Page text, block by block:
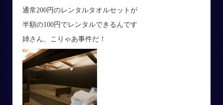
通常200円のレンタルタオルセットが
半額の100円でレンタルできるんです
姉さん、こりゃあ事件だ！